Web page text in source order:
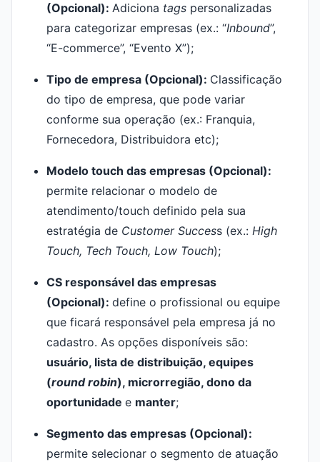
(Opcional): Adiciona tags personalizadas
para categorizar empresas (ex.: “Inbound”,
“E-commerce”, “Evento X”);
Tipo de empresa (Opcional): Classificação
do tipo de empresa, que pode variar
conforme sua operação (ex.: Franquia,
Fornecedora, Distribuidora etc);
Modelo touch das empresas (Opcional):
permite relacionar o modelo de
atendimento/touch definido pela sua
estratégia de Customer Success (ex.: High
Touch, Tech Touch, Low Touch);
CS responsável das empresas
(Opcional): define o profissional ou equipe
que ficará responsável pela empresa já no
cadastro. As opções disponíveis são:
usuário, lista de distribuição, equipes
(round robin), microrregião, dono da
oportunidade e manter;
Segmento das empresas (Opcional):
permite selecionar o segmento de atuação